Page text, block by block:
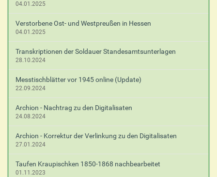
04.01.2025
Verstorbene Ost- und Westpreußen in Hessen
04.01.2025
Transkriptionen der Soldauer Standesamtsunterlagen
28.10.2024
Messtischblätter vor 1945 online (Update)
22.09.2024
Archion - Nachtrag zu den Digitalisaten
24.08.2024
Archion - Korrektur der Verlinkung zu den Digitalisaten
27.01.2024
Taufen Kraupischken 1850-1868 nachbearbeitet
01.11.2023